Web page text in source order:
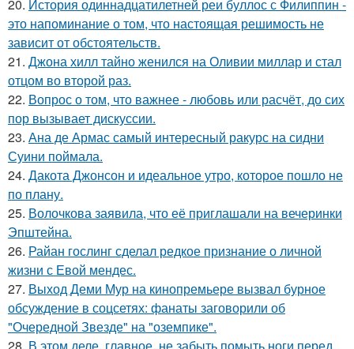
20. История одиннадцатилетней реи буллос с Филиппин -
это напоминание о том, что настоящая решимость не
зависит от обстоятельств.
21. Джона хилл тайно женился на Оливии миллар и стал
отцом во второй раз.
22. Вопрос о том, что важнее - любовь или расчёт, до сих
пор вызывает дискуссии.
23. Ана де Армас самый интересный ракурс на сидни
Суини поймала.
24. Дакота Джонсон и идеальное утро, которое пошло не
по плану.
25. Волочкова заявила, что её приглашали на вечеринки
Эпштейна.
26. Райан гослинг сделал редкое признание о личной
жизни с Евой мендес.
27. Выход Деми Мур на кинопремьере вызвал бурное
обсуждение в соцсетях: фанаты заговорили об
"Очередной Звезде" на "оземпике".